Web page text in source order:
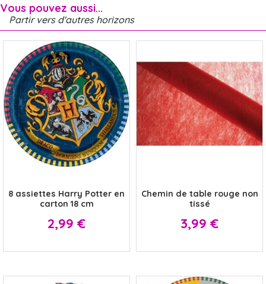
Vous pouvez aussi...
Partir vers d'autres horizons
8 assiettes Harry Potter en
carton 18 cm
Prix
2,99 €
Chemin de table rouge non
tissé
Prix
3,99 €